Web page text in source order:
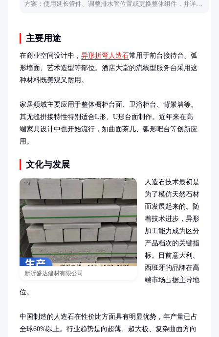
方案：使用延长管件、调整排水管位置或更换整体组件，并详细
主要用途
在商业空间设计中， 异形折弯人造石常用于前台接待台、弧
形墙面、艺术造型等部位。酒店大堂的流线型服务台采用这
种材料既美观又耐用。
家居领域主要应用于整体橱柜台面、卫浴柜台、背景墙等。
其无缝拼接特性特别适合L形、U形台面制作。近年来在高
端家具设计中也开始流行，如曲面茶几、弧形吧台等创新应
用。
文化与发展
新沂盛达建材有限公司
人造石技术最初是
为了模仿天然石材
而发展起来的。随
着技术进步，异形
加工能力成为区分
产品档次的关键指
标。目前意大利、
西班牙的品牌在高
端市场占据主导地
位。
中国制造的人造石在性价比方面具有明显优势，年产量已占
全球60%以上。行业趋势是向超薄、超大板、复杂曲面方向